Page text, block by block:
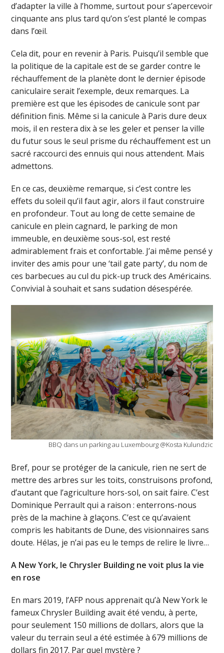
d’adapter la ville à l’homme, surtout pour s’apercevoir
cinquante ans plus tard qu’on s’est planté le compas
dans l’œil.
Cela dit, pour en revenir à Paris. Puisqu’il semble que
la politique de la capitale est de se garder contre le
réchauffement de la planète dont le dernier épisode
caniculaire serait l’exemple, deux remarques. La
première est que les épisodes de canicule sont par
définition finis. Même si la canicule à Paris dure deux
mois, il en restera dix à se les geler et penser la ville
du futur sous le seul prisme du réchauffement est un
sacré raccourci des ennuis qui nous attendent. Mais
admettons.
En ce cas, deuxième remarque, si c’est contre les
effets du soleil qu’il faut agir, alors il faut construire
en profondeur. Tout au long de cette semaine de
canicule en plein cagnard, le parking de mon
immeuble, en deuxième sous-sol, est resté
admirablement frais et confortable. J’ai même pensé y
inviter des amis pour une ‘tail gate party’, du nom de
ces barbecues au cul du pick-up truck des Américains.
Convivial à souhait et sans sudation désespérée.
BBQ dans un parking au Luxembourg @Kosta Kulundzic
Bref, pour se protéger de la canicule, rien ne sert de
mettre des arbres sur les toits, construisons profond,
d’autant que l’agriculture hors-sol, on sait faire. C’est
Dominique Perrault qui a raison : enterrons-nous
près de la machine à glaçons. C’est ce qu’avaient
compris les habitants de Dune, des visionnaires sans
doute. Hélas, je n’ai pas eu le temps de relire le livre…
A New York, le Chrysler Building ne voit plus la vie
en rose
En mars 2019, l’AFP nous apprenait qu’à New York le
fameux Chrysler Building avait été vendu, à perte,
pour seulement 150 millions de dollars, alors que la
valeur du terrain seul a été estimée à 679 millions de
dollars fin 2017. Par quel mystère ?